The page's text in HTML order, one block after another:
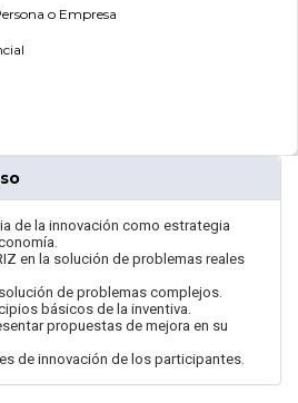
o Empresa
de la innovación como estrategia
en la solución de problemas reales
de problemas complejos.
básicos de la inventiva.
propuestas de mejora en su
de innovación de los participantes.